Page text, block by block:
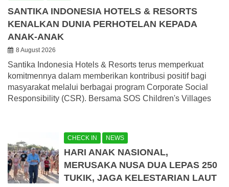
SANTIKA INDONESIA HOTELS & RESORTS
KENALKAN DUNIA PERHOTELAN KEPADA
ANAK-ANAK
8 August 2026
Santika Indonesia Hotels & Resorts terus memperkuat
komitmennya dalam memberikan kontribusi positif bagi
masyarakat melalui berbagai program Corporate Social
Responsibility (CSR). Bersama SOS Children's Villages
CHECK IN NEWS
HARI ANAK NASIONAL,
MERUSAKA NUSA DUA LEPAS 250
TUKIK, JAGA KELESTARIAN LAUT